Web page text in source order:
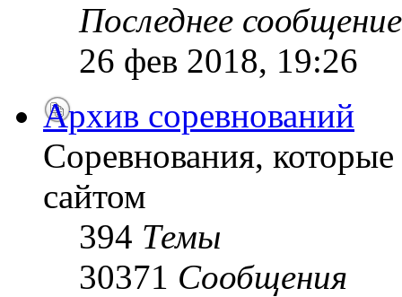
Последнее сообщение
26 фев 2018, 19:26
Архив соревнований
Соревнования,
сайтом
394 Темы
30371 Сообщения